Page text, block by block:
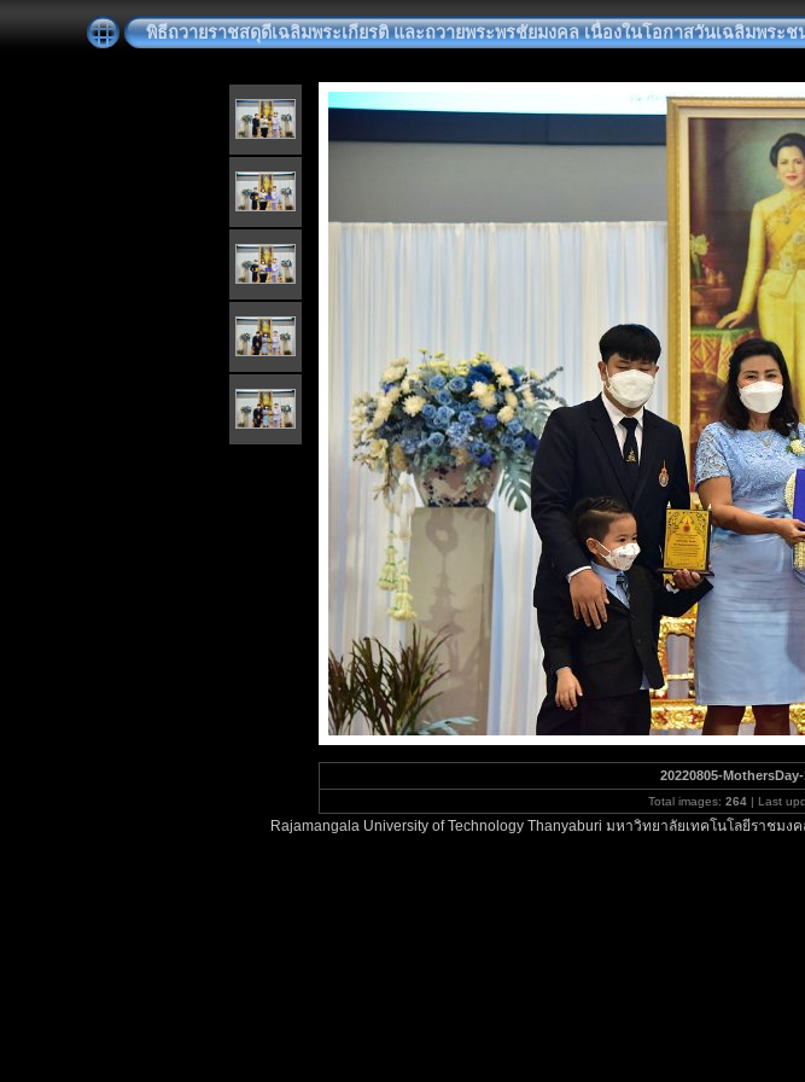
พิธีถวายราชสดุดีเฉลิมพระเกียรติ และถวายพระพรชัยมงคล เนื่องในโอกาสวันเฉลิมพร
20220805-MothersDay-
Total images: 264| Last
Rajamangala University of Technology Thanyaburi มหาวิทยาลัยเทคโนโลยีราช